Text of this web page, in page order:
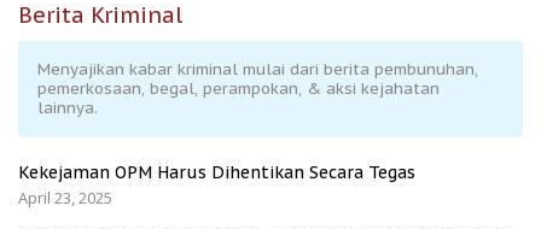
Berita Kriminal
Menyajikan kabar kriminal mulai dari berita pembunuhan,
pemerkosaan, begal, perampokan, & aksi kejahatan
lainnya.
Kekejaman OPM Harus Dihentikan Secara Tegas
April 23, 2025